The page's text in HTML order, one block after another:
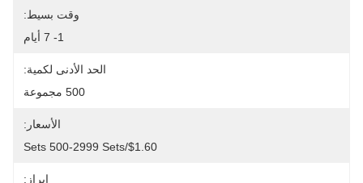
وقت بسيط:
1- 7 أيام
الحد الأدنى لكمية:
500 مجموعة
الأسعار:
$1.60/sets 500-2999 Sets
إبراز: